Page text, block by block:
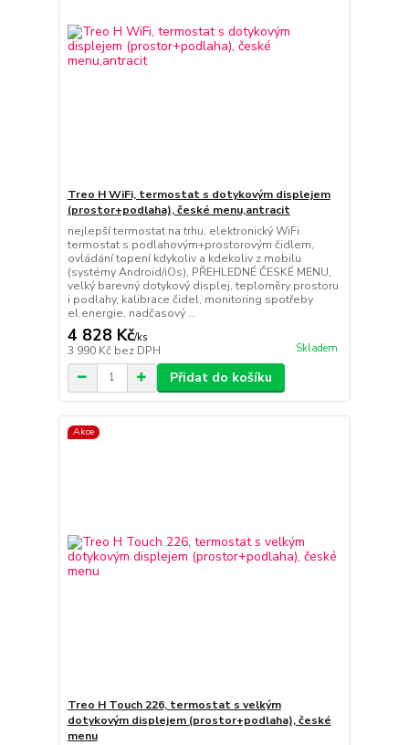
Treo H WiFi, termostat s dotykovým displejem
(prostor+podlaha), české menu,antracit
nejlepší termostat na trhu, elektronický WiFi
termostat s podlahovým+prostorovým čidlem,
ovládání topení kdykoliv a kdekoliv z mobilu
(systémy Android/iOs), PŘEHLEDNÉ ČESKÉ MENU,
velký barevný dotykový displej, teploměry prostoru
i podlahy, kalibrace čidel, monitoring spotřeby
el.energie, nadčasový ...
4 828 Kč/ks
3 990 Kč bez DPH Skladem
Přidat do košíku
Akce
Treo H Touch 226, termostat s velkým
dotykovým displejem (prostor+podlaha), české
menu